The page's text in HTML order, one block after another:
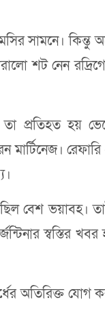
সামনে। কিন্তু
শট নেন
প্রতিহত হয়
বেশ ভয়াবহ।
স্বস্তির
অতিরিক্ত যোগ